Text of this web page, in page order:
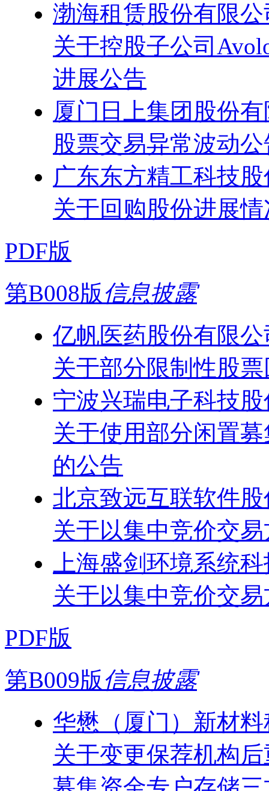
渤海租赁股份有限公
关于控股子公司
进展公告
厦门日上集团股份
股票交易异常波动公
广东东方精工科技
关于回购股份进展
PDF版
第B008版信息披露
亿帆医药股份有限公
关于部分限制性股
宁波兴瑞电子科技
关于使用部分闲置
的公告
北京致远互联软件
关于以集中竞价交
上海盛剑环境系统
关于以集中竞价交
PDF版
第B009版信息披露
华懋（厦门）新材
关于变更保荐机构